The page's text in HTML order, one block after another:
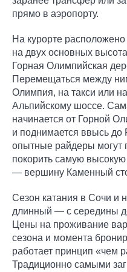
прямо в аэропорту.
На курорте
на двух основных
Горная Олимпийская
Перемещаться между
Олимпия, на такси или
Альпийскому шоссе.
начинается от Горной
и поднимается ввысь
опытные райдеры могут
покорить самую высокую
— вершину Каменный
Сезон катания в Сочи и
длинный — с середины
Цены на проживание
сезона и момента
работает принцип «чем
Традиционно самыми